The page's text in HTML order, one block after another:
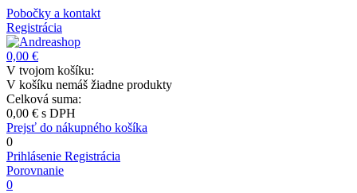
Pobočky a kontakt
Registrácia
0,00 €
V tvojom košíku:
V košíku nemáš žiadne produkty
Celková suma:
0,00 € s DPH
Prejsť do nákupného košíka
0
Prihlásenie Registrácia
Porovnanie
0